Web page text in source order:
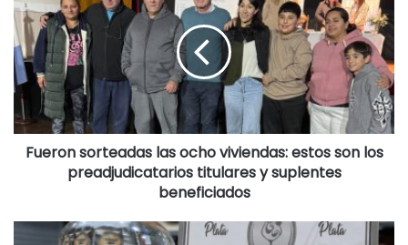
• No saques la basura y limpiá desagües y sumideros.
• Desconectá los electrodomésticos y cortá el suministro
eléctrico si ingresa agua
• Cerrá y alejate de puertas y ventanas.
• Retirá o asegurá objetos que puedan ser arrastrados por
Fueron sorteadas las ocho viviendas: estos son los
preadjudicatarios titulares y suplentes
beneficiados